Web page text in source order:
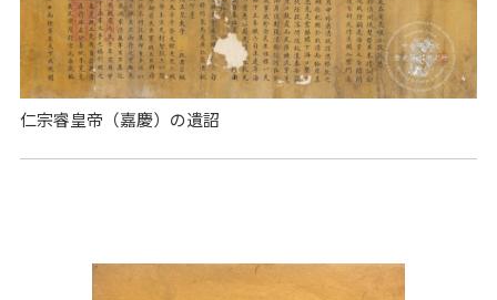
仁宗睿皇帝（嘉慶）の遺詔